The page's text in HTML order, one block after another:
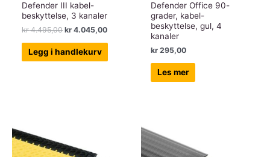
Defender III kabel-
beskyttelse, 3 kanaler
kr4.495,00Opprinnelig
var:
kr 4.495,00.
kr 4.045,00Nåværende
Legg i handlekurv
Defender Office 90-
grader, kabel-
beskyttelse, gul, 4
kanaler
kr 295,00
Les mer